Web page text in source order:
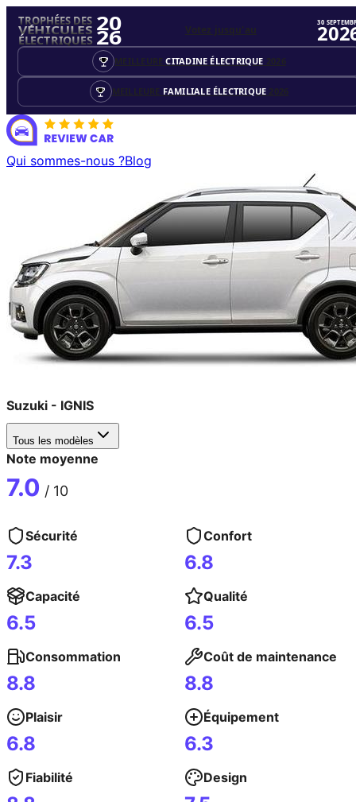
TROPHÉES DES
VÉHICULES
ÉLECTRIQUES
20
26
MEILLEURECITADINE ÉLECTRIQUE 2026
MEILLEURE FAMILIALE ÉLECTRIQUE 2026
Votez jusqu'au
30
Qui sommes-nous ?Blog
Suzuki - IGNIS
Tous les modèles
Note moyenne
7.0 / 10
Sécurité
7.3
Confort
6.8
Capacité
6.5
Qualité
6.5
Consommation
8.8
Coût de maintenance
8.8
Plaisir
6.8
Équipement
6.3
Fiabilité Design